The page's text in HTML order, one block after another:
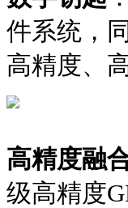
件系统，
高精度、
高精度融
级高精度